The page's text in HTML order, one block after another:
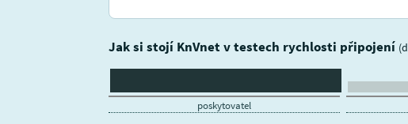
Jak si stojí KnVnet v testech rychlosti připojení
poskytovatel